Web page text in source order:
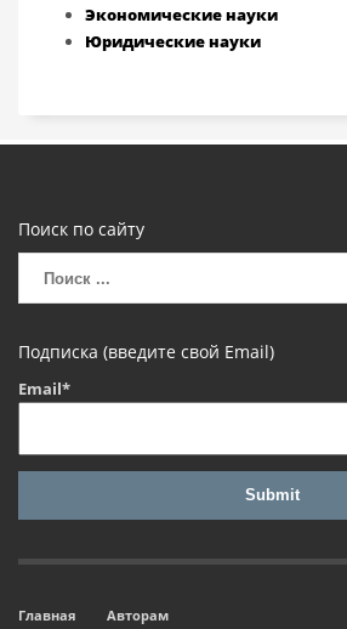
Экономические науки
Юридические науки
Поиск по сайту
Подписка (введите свой Email)
Email*
Главная
Авторам